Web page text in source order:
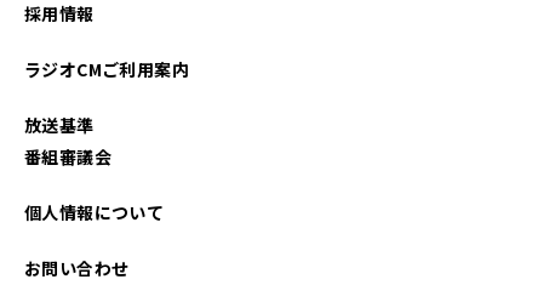
採用情報
ラジオCMご利用案内
放送基準
番組審議会
個人情報について
お問い合わせ